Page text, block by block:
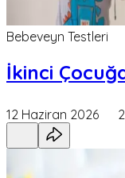
Bebeveyn Testleri
İkinci Çocuğa
12 Haziran 2026 2